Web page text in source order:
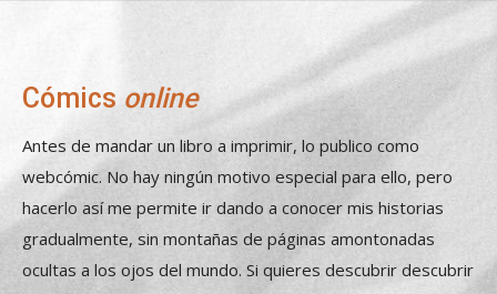
Cómics online
Antes de mandar un libro a imprimir, lo publico como
webcómic. No hay ningún motivo especial para ello, pero
hacerlo así me permite ir dando a conocer mis historias
gradualmente, sin montañas de páginas amontonadas
ocultas a los ojos del mundo. Si quieres descubrir descubrir